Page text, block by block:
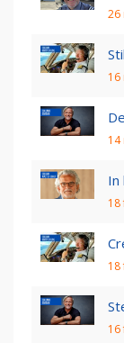
26
16
14
In
18
18
16